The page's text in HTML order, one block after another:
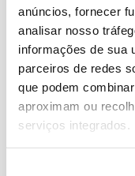
anúncios, fornecer
analisar nosso
informações de sua
parceiros de redes
que podem
aproximam ou
serviços integrados.
SYSTANE
Systane Gel Gel